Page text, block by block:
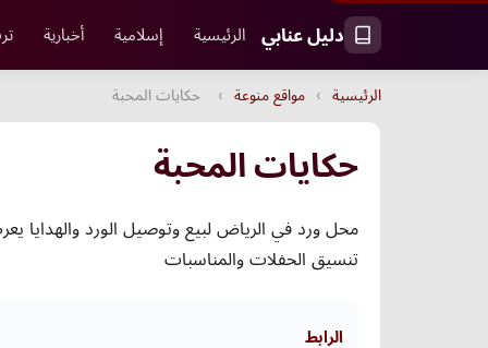
دليل عنابي الرئيسية إسلامية أخبارية
الرئيسية › مواقع منوعة › حكايات المحبة
حكايات المحبة
محل ورد في الرياض لبيع وتوصيل الورد والهدايا
تنسيق الحفلات والمناسبات
الرابط